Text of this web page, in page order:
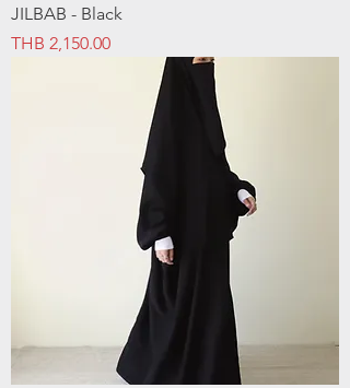
JILBAB - Black
Price
THB 2,150.00